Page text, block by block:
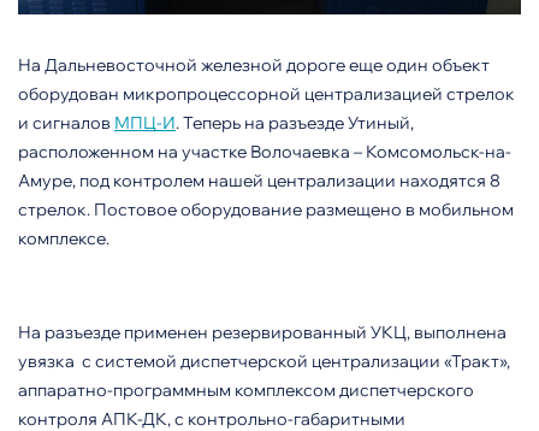
На Дальневосточной железной дороге еще один объект
оборудован микропроцессорной централизацией стрелок
и сигналов МПЦ-И. Теперь на разъезде Утиный,
расположенном на участке Волочаевка – Комсомольск-на-
Амуре, под контролем нашей централизации находятся 8
стрелок. Постовое оборудование размещено в мобильном
комплексе.
На разъезде применен резервированный УКЦ, выполнена
увязка с системой диспетчерской централизации «Тракт»,
аппаратно-программным комплексом диспетчерского
контроля АПК-ДК, с контрольно-габаритными